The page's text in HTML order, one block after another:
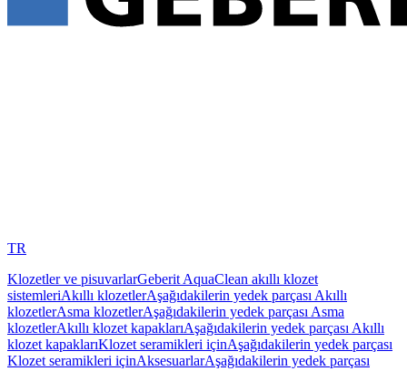
TR
Klozetler ve pisuvarlarGeberit AquaClean akıllı klozet
sistemleriAkıllı klozetlerAşağıdakilerin yedek parçası Akıllı
klozetlerAsma klozetlerAşağıdakilerin yedek parçası Asma
klozetlerAkıllı klozet kapaklarıAşağıdakilerin yedek parçası Akıllı
klozet kapaklarıKlozet seramikleri içinAşağıdakilerin yedek parçası
Klozet seramikleri içinAksesuarlarAşağıdakilerin yedek parçası